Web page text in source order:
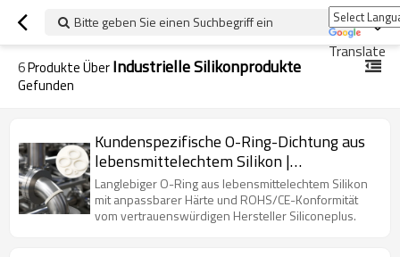
Translate
Bitte geben Sie einen Suchbegriff ein
6Produkte ÜberIndustrielle Silikonprodukte
Gefunden
Kundenspezifische O-Ring-Dichtung aus
lebensmittelechtem Silikon |
Wasserdichte Weichgummidichtung 20–
90 Shore A | OEM-Ersatzteilhersteller
Langlebiger O-Ring aus lebensmittelechtem Silikon
mit anpassbarer Härte und ROHS/CE-Konformität
vom vertrauenswürdigen Hersteller Siliconeplus.